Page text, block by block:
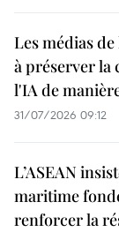
Les médias
à préserver la
l'IA de
31/07/2026 09:12
L’ASEAN
maritime
renforcer la